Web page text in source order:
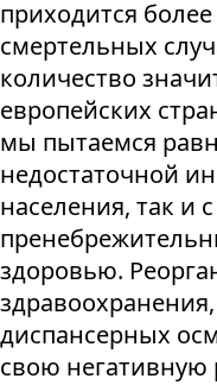
приходится
смертельных
количество
европейских
мы пытаемся
недостаточной
населения, так и
здоровью.
диспансерных
свою негативную